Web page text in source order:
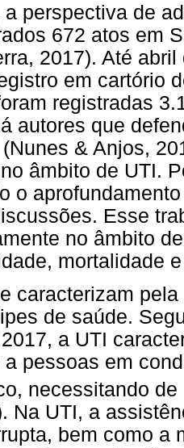
a perspectiva de
672 atos em
2017). Até
em cartório
registradas
autores que
& Anjos,
âmbito de UTI.
o
Esse
no âmbito
mortalidade
caracterizam
de saúde.
a UTI
a pessoas em
necessitando
Na UTI, a
bem como a